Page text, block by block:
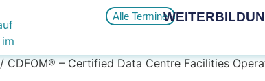
Alle Termine
/ CDFOM® – Certified Data Centre Facilities